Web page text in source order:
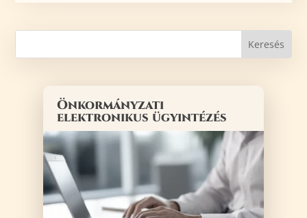
Önkormányzati
elektronikus ügyintézés